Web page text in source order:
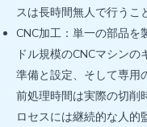
スは長時間無人で行うこ
CNC加工：単一の部品
ドル規模のCNCマシン
準備と設定、そして専用
前処理時間は実際の切削
ロセスには継続的な人的